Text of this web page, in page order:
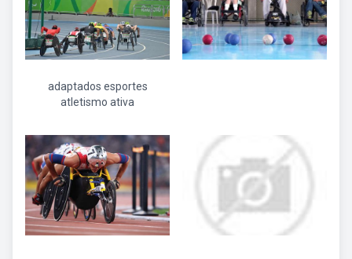
adaptados esportes
atletismo ativa